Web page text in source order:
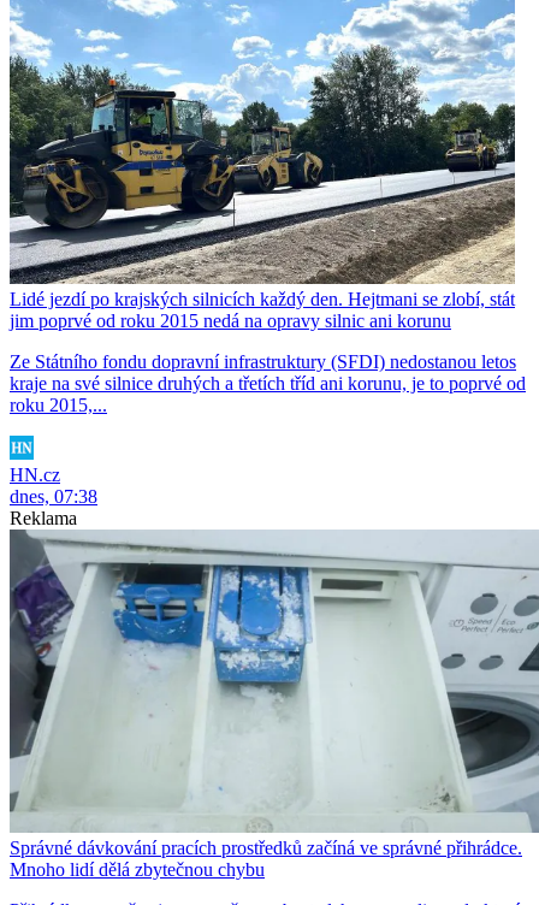
Lidé jezdí po krajských silnicích každý den. Hejtmani se zlobí, stát
jim poprvé od roku 2015 nedá na opravy silnic ani korunu
Ze Státního fondu dopravní infrastruktury (SFDI) nedostanou letos
kraje na své silnice druhých a třetích tříd ani korunu, je to poprvé od
roku 2015,...
HN.cz
dnes, 07:38
Reklama
Správné dávkování pracích prostředků začíná ve správné přihrádce.
Mnoho lidí dělá zbytečnou chybu